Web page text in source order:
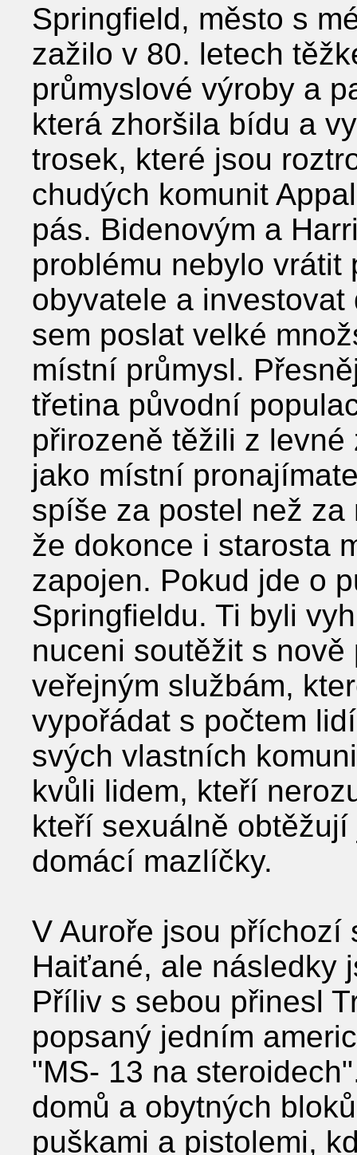
Springfield, město s
zažilo v 80. letech
průmyslové výroby a
která zhoršila bídu a
trosek, které jsou
chudých komunit
pás. Bidenovým a
problému nebylo
obyvatele a
sem poslat velké
místní průmysl.
třetina původní
přirozeně těžili z
jako místní
spíše za postel než
že dokonce i starosta
zapojen. Pokud jde o
Springfieldu. Ti byli
nuceni soutěžit s
veřejným službám,
vypořádat s počtem
svých vlastních
kvůli lidem, kteří
kteří sexuálně
domácí mazlíčky.
V Auroře jsou příchozí
Haiťané, ale následky
Příliv s sebou přinesl
popsaný jedním
"MS- 13 na
domů a obytných
puškami a pistolemi,